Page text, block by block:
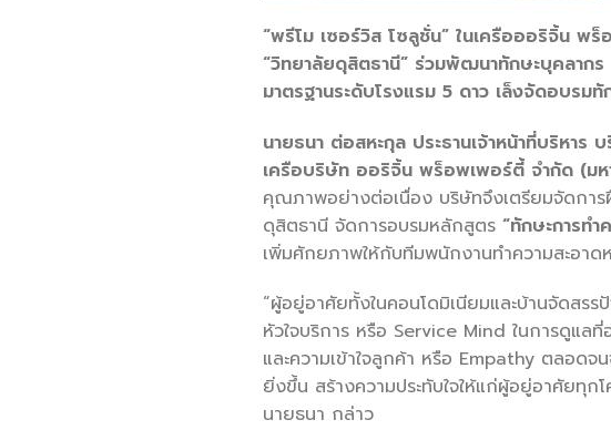
“พรีโม เซอร์วิส โซลูชั่น” ในเครือออริจิ้น
“วิทยาลัยดุสิตธานี” ร่วมพัฒนาทักษะบุคลาก
มาตรฐานระดับโรงแรม 5 ดาว เล็งจัดอบรม
นายธนา ต่อสหะกุล ประธานเจ้าหน้าที่บริหา
เครือบริษัท ออริจิ้น พร็อพเพอร์ตี้ จำกัด (ม
คุณภาพอย่างต่อเนื่อง บริษัทจึงเตรียมจัดกา
ดุสิตธานี จัดการอบรมหลักสูตร “ทักษะการทำ
เพิ่มศักยภาพให้กับทีมพนักงานทำความสะอาด
“ผู้อยู่อาศัยทั้งในคอนโดมิเนียมและบ้านจัดส
หัวใจบริการ หรือ Service Mind ในการดูแ
และความเข้าใจลูกค้า หรือ Empathy ตลอด
ยิ่งขึ้น สร้างความประทับใจให้แก่ผู้อยู่อาศัยทุ
นายธนา กล่าว